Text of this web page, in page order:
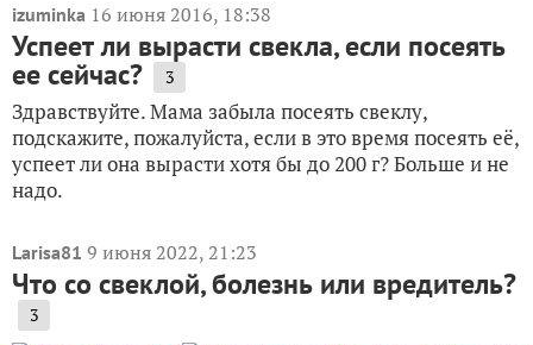
izuminka 16 июня 2016, 18:38
Успеет ли вырасти свекла, если посеять
ее сейчас? 3
Здравствуйте. Мама забыла посеять свеклу,
подскажите, пожалуйста, если в это время посеять её,
успеет ли она вырасти хотя бы до 200 г? Больше и не
надо.
Larisa81 9 июня 2022, 21:23
Что со свеклой, болезнь или вредитель?
3